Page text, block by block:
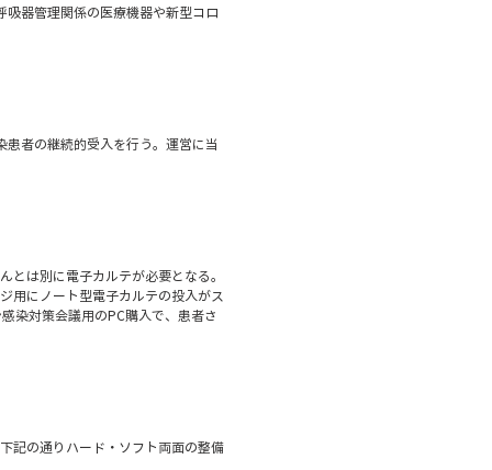
吸器管理関係の医療機器や新型コロ
者の継続的受入を行う。運営に当
とは別に電子カルテが必要となる。
用にノート型電子カルテの投入がス
染対策会議用のPC購入で、患者さ
記の通りハード・ソフト両面の整備